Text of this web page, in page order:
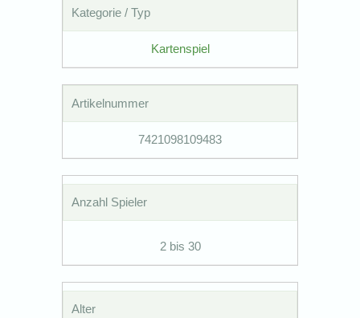
Kategorie / Typ
Kartenspiel
Artikelnummer
7421098109483
Anzahl Spieler
2 bis 30
Alter